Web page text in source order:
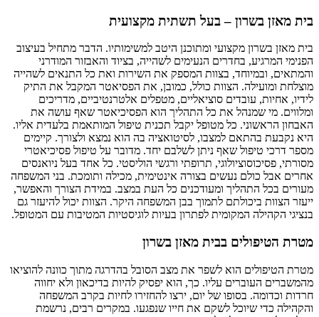
בית מאזן בשרון – בעל תשתית מקצועית
בית מאזן בשרון מקצועי ומתוכנן היטב למשימותיו. הדבר מתחיל בעיצוב
הפנימי המרגיע, בחדרים הנעימים לשהייה, בציוד והאבזור המודרני
והמתאים, ובמיוחד, בצוות המספק את השירות ואת כל התנאים לשהייה
מוצלחת ומועילה. הצוות כולל, כמובן, את הפסיאטר המקבל את התיק
לידיו, אחיות, עובדים סוציאליים, מטפלים אלטרנטיביים, מדריכים
ומלווים. מי שמנהל את כל התהליך הוא הפסיכיאטר שאף עושה את
האבחון הראשוני. כל מטופל יקבל תכנית טיפול המותאמת בלעדית אליו.
היא נקבעת בהתאם למצבו, לסיטואציה בה הוא נמצא ולצורך. קיימים
מספר דרכי טיפול שאף ניתן לשלבם יחד. מדובר על טיפול פסיכיאטרי
מסורתי, פסיכוסוציולוגי, תרופתי ורגשי הוליסטי. כל אחד בעל ניואנסים
אחרים אבל כולם נעשים בצורה אינטימית, מכילה ותומכת. בני המשפחה
מעורים בכל התהליך ומעודכנים כל העת במצב. במידת הצורך והאפשר,
ייעזר הצוות ביכולתם לתמוך בבן המשפחה היקר. הצוות יכול להיעזר גם
בנציגי הקהילה המקומית לפתרון בעיות לוגיסטיות המטיבות עם המטופל.
מטרת הטיפולים בבית מאזן בשרון
מטרת הטיפולים הוא לשפר את מצב הסובל בהדרגה מתוך כוונה להוציאו
מהמשברים העוברים עליו. כך, הוא יפסיק להיות בדיכאון ולא יחווה
חרדות וכדומה. בסופו של יום, ירצו להחזירו לחיות בקרב המשפחה
והקהילה כדי שיוכל לשקם את חייו שנפגעו. במקרים רבים, נרשמת